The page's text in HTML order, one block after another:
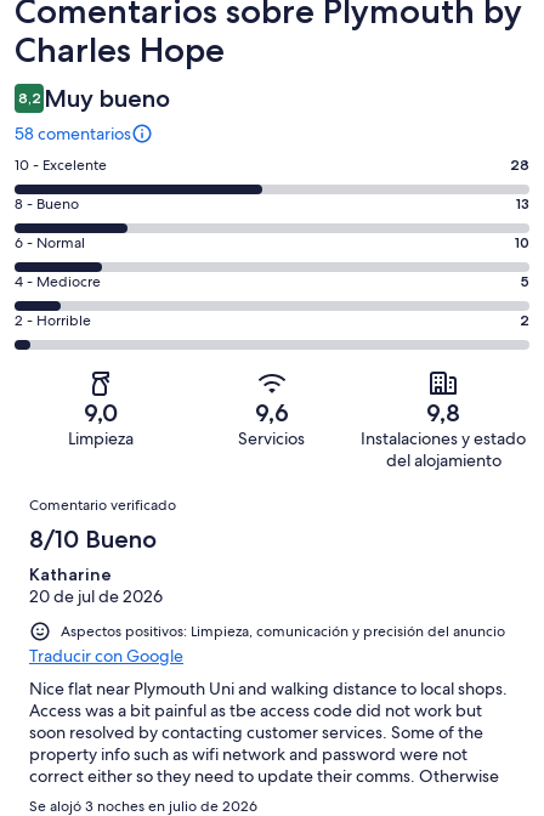
Comentarios
Comentarios sobre Plymouth by
Charles Hope
8,2 Muy bueno
58 comentarios
28
comentarios
de
un
total
de
58
con
puntuación
Excelente
10 - Excelente 28
13
comentarios
de
un
total
de
puntuación
Bueno
8 - Bueno 13
10
comentarios
de
un
total
de
Normal
6 - Normal 10
5
comentarios
de
puntuación
de
Mediocre
4 - Mediocre 5
2
comentarios
con
una
puntuación
de
Horrible
2 - Horrible 2
9,0
Limpieza
9,6
Servicios
9,8
Instalaciones y estado
del alojamiento
Comentarios
Comentario verificado
8/10 Bueno
Katharine
20 de jul de 2026
Aspectos positivos: Limpieza, comunicación y precisión del anuncio
Traducir con Google
Nice flat near Plymouth Uni and walking distance to local shops.
Access was a bit painful as tbe access code did not work but
soon resolved by contacting customer services. Some of the
property info such as wifi network and password were not
correct either so they need to update their comms. Otherwise
the flat was comfortable and had enough cutlery and crockery
Se alojó 3 noches en julio de 2026